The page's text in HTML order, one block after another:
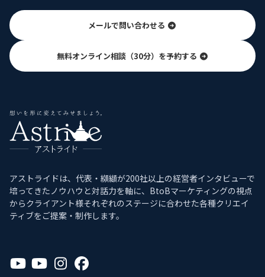
メールで問い合わせる
無料オンライン相談（30分）を予約する
アストライドは、代表・纐纈が200社以上の経営者インタビューで
培ってきたノウハウと対話力を軸に、BtoBマーケティングの視点
からクライアント様それぞれのステージに合わせた各種クリエイ
ティブをご提案・制作します。
ア
イ
ア
イ
ア
イ
ア
イ